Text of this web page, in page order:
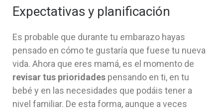
Expectativas y planificación
Es probable que durante tu embarazo hayas
pensado en cómo te gustaría que fuese tu nueva
vida. Ahora que eres mamá, es el momento de
revisar tus prioridades pensando en ti, en tu
bebé y en las necesidades que podáis tener a
nivel familiar. De esta forma, aunque a veces